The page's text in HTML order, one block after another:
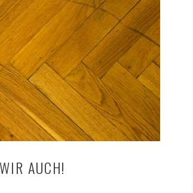
AUCH!